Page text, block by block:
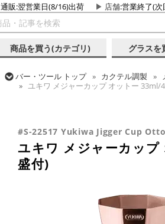
通販:翌営業日(8/16)出荷 店舗:営業終了(
商品を買う(カテゴリ) グラスを
バー・ツール トップ カクテル調製
ユキワ メジャーカップ オットー 33ml/
#S-22517 Yukiwa Jigger Cup
ユキワ メジャーカッ
盛付)